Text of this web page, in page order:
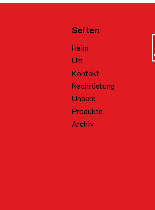
Seiten
Heim
Um
Kontakt
Nachrüstung
Unsere
Produkte
Archiv